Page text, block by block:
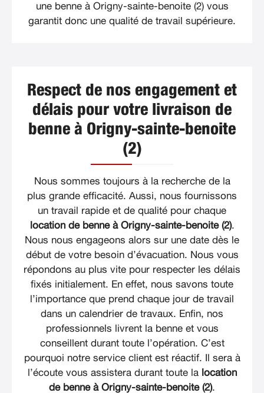
une benne à Origny-sainte-benoite (2) vous
garantit donc une qualité de travail supérieure.
Respect de nos engagement et
délais pour votre livraison de
benne à Origny-sainte-benoite
(2)
Nous sommes toujours à la recherche de la
plus grande efficacité. Aussi, nous fournissons
un travail rapide et de qualité pour chaque
location de benne à Origny-sainte-benoite (2).
Nous nous engageons alors sur une date dès le
début de votre besoin d’évacuation. Nous vous
répondons au plus vite pour respecter les délais
fixés initialement. En effet, nous savons toute
l’importance que prend chaque jour de travail
dans un calendrier de travaux. Enfin, nos
professionnels livrent la benne et vous
conseillent durant toute l’opération. C’est
pourquoi notre service client est réactif. Il sera à
l’écoute vous assistera durant toute la location
de benne à Origny-sainte-benoite (2).